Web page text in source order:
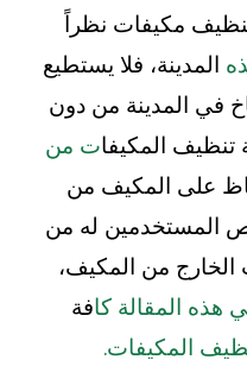
مكيفات نظراً
المدينة، فلا يستطيع
في المدينة من دون
المكيفات من
على المكيف من
المستخدمين له من
الخارج من المكيف،
هذه المقالة كافة
المكيفات.